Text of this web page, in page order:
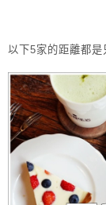
以下5家的距離都